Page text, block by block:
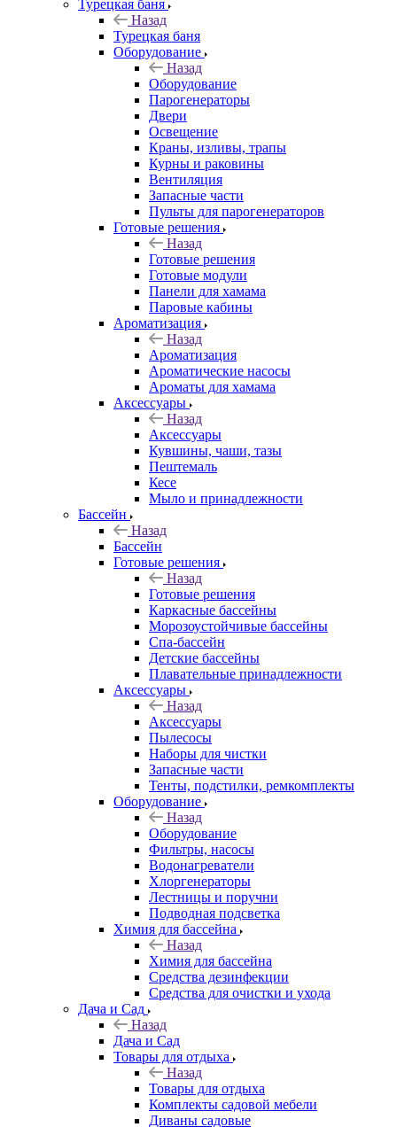
Турецкая баня
Назад
Турецкая баня
Оборудование
Назад
Оборудование
Парогенераторы
Двери
Освещение
Краны, изливы, трапы
Курны и раковины
Вентиляция
Запасные части
Пульты для парогенераторов
Готовые решения
Назад
Готовые решения
Готовые модули
Панели для хамама
Паровые кабины
Ароматизация
Назад
Ароматизация
Ароматические насосы
Ароматы для хамама
Аксессуары
Назад
Аксессуары
Кувшины, чаши, тазы
Пештемаль
Кесе
Мыло и принадлежности
Бассейн
Назад
Бассейн
Готовые решения
Назад
Готовые решения
Каркасные бассейны
Морозоустойчивые бассейны
Спа-бассейн
Детские бассейны
Плавательные принадлежности
Аксессуары
Назад
Аксессуары
Пылесосы
Наборы для чистки
Запасные части
Тенты, подстилки, ремкомплекты
Оборудование
Назад
Оборудование
Фильтры, насосы
Водонагреватели
Хлоргенераторы
Лестницы и поручни
Подводная подсветка
Химия для бассейна
Назад
Химия для бассейна
Средства дезинфекции
Средства для очистки и ухода
Дача и Сад
Назад
Дача и Сад
Товары для отдыха
Назад
Товары для отдыха
Комплекты садовой мебели
Диваны садовые